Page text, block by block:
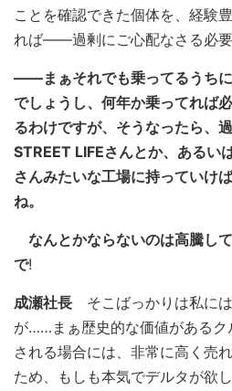
ことを確認できた個体を、経験
れば――過剰にご心配なさる必要
――まぁそれでも乗ってるうち
でしょうし、何年か乗ってれば
るわけですが、そうなったら、
STREET LIFEさんとか、あるい
さんみたいな工場に持っていけ
ね。
なんとかならないのは高騰し
で!
成瀬社長 そこばっかりは私に
が……まぁ歴史的な価値があるク
される場合には、非常に高く売
ため、もしも本気でデルタが欲